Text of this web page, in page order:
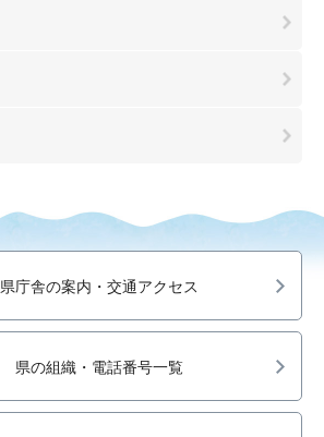
県庁舎の案内・交通アクセス
県の組織・電話番号一覧